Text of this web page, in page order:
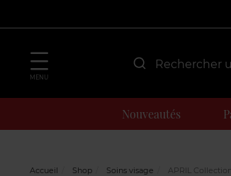
MENU
Nouveautés
Accueil Shop Soins visage APRIL